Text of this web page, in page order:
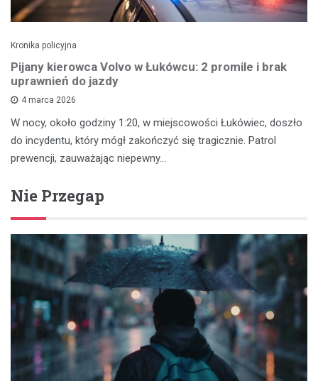
Kronika policyjna
Pijany kierowca Volvo w Łukówcu: 2 promile i brak
uprawnień do jazdy
4 marca 2026
W nocy, około godziny 1:20, w miejscowości Łukówiec, doszło
do incydentu, który mógł zakończyć się tragicznie. Patrol
prewencji, zauważając niepewny…
Nie Przegap